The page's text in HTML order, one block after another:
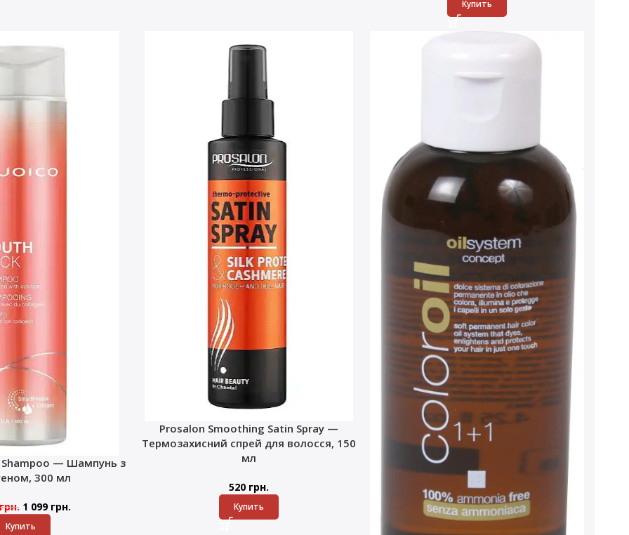
Купить
Shampoo — Шампунь з
300 мл
1 099 грн.
Купить
Prosalon Smoothing Satin Spray —
Термозахисний спрей для волосся, 150
мл
520 грн.
Купить